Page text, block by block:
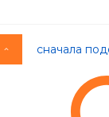
сначала